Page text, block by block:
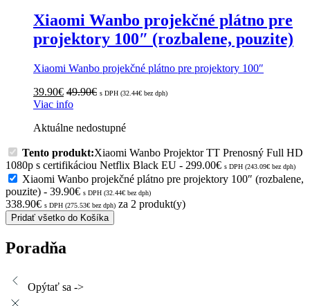
Xiaomi Wanbo projekčné plátno pre
projektory 100″ (rozbalene, pouzite)
Xiaomi Wanbo projekčné plátno pre projektory 100″
39.90€ 49.90€ s DPH (32.44€ bez dph)
Viac info
Aktuálne nedostupné
Tento produkt:Xiaomi Wanbo Projektor TT Prenosný Full HD
1080p s certifikáciou Netflix Black EU - 299.00€ s DPH (243.09€ bez dph)
Xiaomi Wanbo projekčné plátno pre projektory 100″ (rozbalene,
pouzite) - 39.90€ s DPH (32.44€ bez dph)
338.90€ s DPH (275.53€ bez dph) za 2 produkt(y)
Pridať všetko do Košíka
Poradňa
Opýtať sa ->